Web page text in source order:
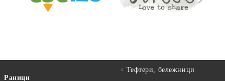
Раници
Тефтери, бележници